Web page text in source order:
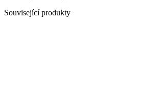
Související produkty